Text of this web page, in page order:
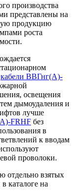
производства
представлены на
продукцию
роста
кабели ВВГнг(А)-
освещения
дымоудаления и
лучше
FRHF без
в
к вводам
проволоки.
отдельно взятых
каталоге на